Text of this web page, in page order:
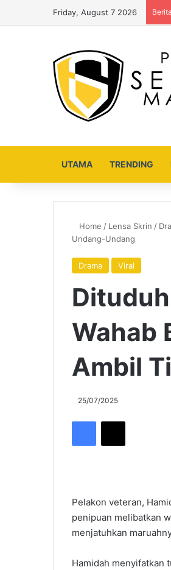
Friday, August 7 2026
UTAMA TRENDING
Home / Lensa Skrin /
Undang-Undang
Drama Viral
Dituduh
Wahab
Ambil
25/07/2025
Facebook
X
Pelakon veteran,
penipuan melibatkan
menjatuhkan
Hamidah menyifatkan